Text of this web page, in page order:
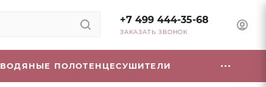
+7 499 444-35-68
ЗАКАЗАТЬ ЗВОНОК
ВОДЯНЫЕ ПОЛОТЕНЦЕСУШИТЕЛИ